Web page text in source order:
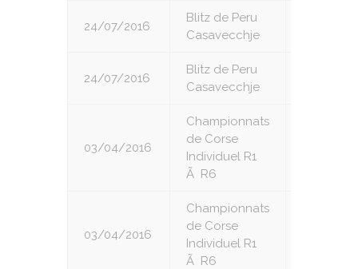
24/07/2016
Blitz de Peru
Casavecchje
24/07/2016
Blitz de Peru
Casavecchje
03/04/2016
Championnats
de Corse
Individuel R1
Ã R6
03/04/2016
Championnats
de Corse
Individuel R1
Ã R6